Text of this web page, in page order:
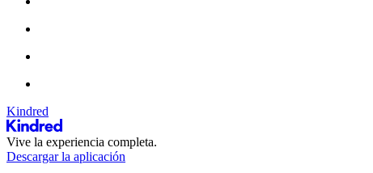
Kindred
Vive la experiencia completa.
Descargar la aplicación